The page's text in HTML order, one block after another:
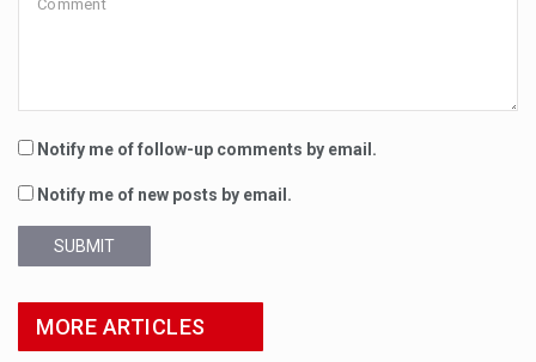
Notify me of follow-up comments by email.
Notify me of new posts by email.
SUBMIT
MORE ARTICLES